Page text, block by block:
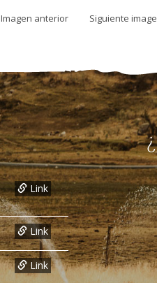
Imagen anterior Siguiente
Link
Link
Link